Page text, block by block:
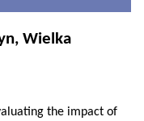
Wielka
the impact of